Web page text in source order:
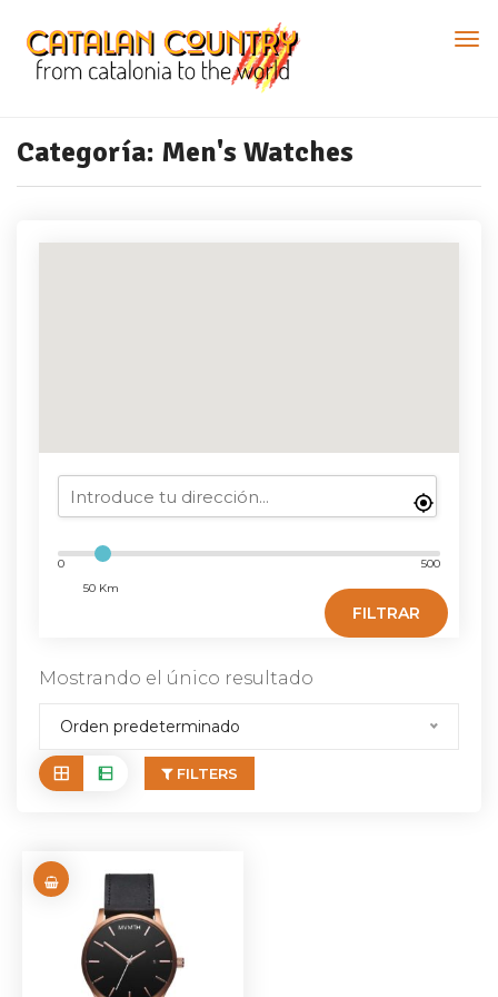
Categoría: Men's Watches
0
50 Km
500
FILTRAR
Mostrando el único resultado
Orden predeterminado
FILTERS